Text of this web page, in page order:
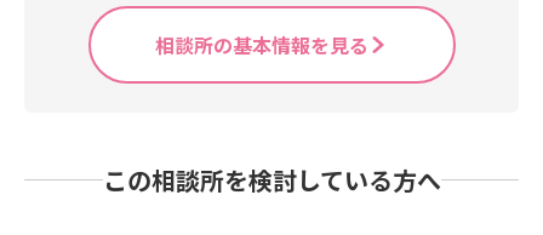
相談所の基本情報を見る
この相談所を検討している方へ